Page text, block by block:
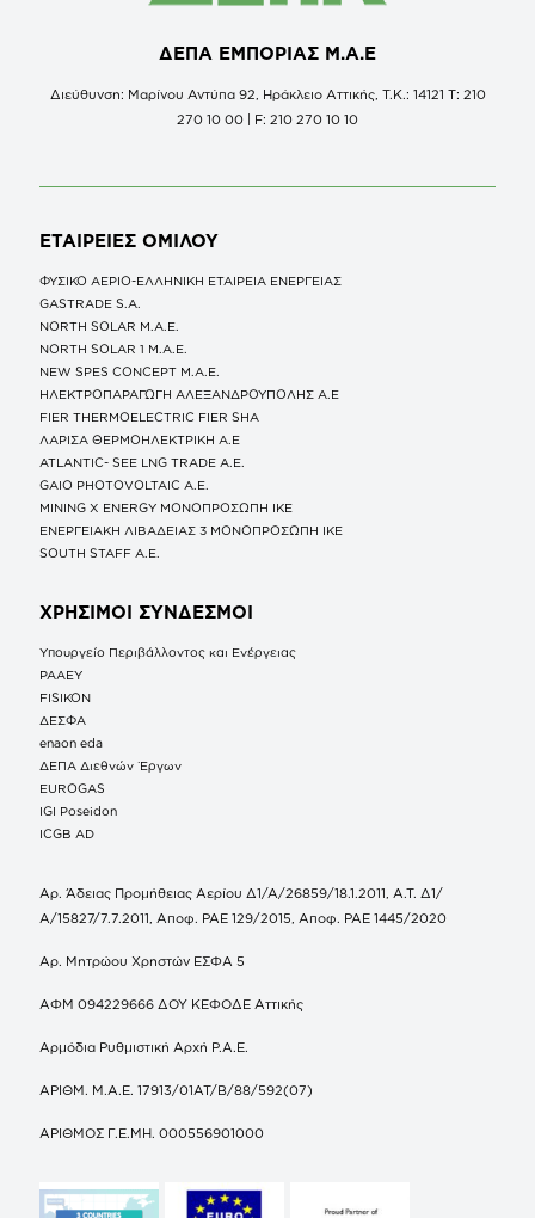
ΔΕΠΑ ΕΜΠΟΡΙΑΣ Μ.Α.Ε
Διεύθυνση: Μαρίνου Αντύπα 92, Ηράκλειο Αττικής, Τ.Κ.: 14121 Τ: 210
270 10 00 | F: 210 270 10 10
ΕΤΑΙΡΕΙΕΣ ΟΜΙΛΟΥ
ΦΥΣΙΚΟ ΑΕΡΙΟ-ΕΛΛΗΝΙΚΗ ΕΤΑΙΡΕΙΑ ΕΝΕΡΓΕΙΑΣ
GASTRADE S.A.
NORTH SOLAR M.Α.Ε.
NORTH SOLAR 1 M.Α.Ε.
NEW SPES CONCEPT Μ.Α.Ε.
ΗΛΕΚΤΡΟΠΑΡΑΓΩΓΗ ΑΛΕΞΑΝΔΡΟΥΠΟΛΗΣ A.E
FIER THERMOELECTRIC FIER SHA
ΛΑΡΙΣΑ ΘΕΡΜΟΗΛΕΚΤΡΙΚΗ A.E
ATLANTIC- SEE LNG TRADE A.E.
GAIO PHOTOVOLTAIC Α.Ε.
MINING X ENERGY ΜΟΝΟΠΡΟΣΩΠΗ ΙΚΕ
ΕΝΕΡΓΕΙΑΚΗ ΛΙΒΑΔΕΙΑΣ 3 ΜΟΝΟΠΡΟΣΩΠΗ ΙΚΕ
SOUTH STAFF Α.Ε.
ΧΡΗΣΙΜΟΙ ΣΥΝΔΕΣΜΟΙ
Υπουργείο Περιβάλλοντος και Ενέργειας
ΡΑΑΕΥ
FISIKON
ΔΕΣΦΑ
enaon eda
ΔΕΠΑ Διεθνών Έργων
EUROGAS
IGI Poseidon
ICGB AD
Αρ. Άδειας Προμήθειας Αερίου Δ1/Α/26859/18.1.2011, Α.Τ. Δ1/
Α/15827/7.7.2011, Αποφ. ΡΑΕ 129/2015, Αποφ. ΡΑΕ 1445/2020
Αρ. Μητρώου Χρηστών ΕΣΦΑ 5
ΑΦΜ 094229666 ΔΟΥ ΚΕΦΟΔΕ Αττικής
Αρμόδια Ρυθμιστική Αρχή Ρ.Α.Ε.
ΑΡΙΘΜ. Μ.Α.Ε. 17913/01ΑΤ/Β/88/592(07)
ΑΡΙΘΜΟΣ Γ.Ε.ΜΗ. 000556901000